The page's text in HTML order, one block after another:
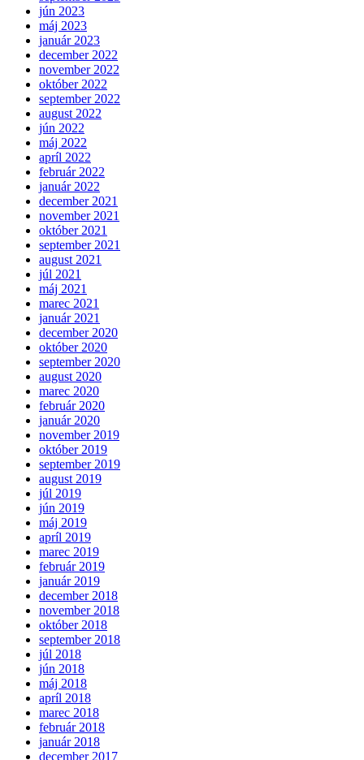
jún 2023
máj 2023
január 2023
december 2022
november 2022
október 2022
september 2022
august 2022
jún 2022
máj 2022
apríl 2022
február 2022
január 2022
december 2021
november 2021
október 2021
september 2021
august 2021
júl 2021
máj 2021
marec 2021
január 2021
december 2020
október 2020
september 2020
august 2020
marec 2020
február 2020
január 2020
november 2019
október 2019
september 2019
august 2019
júl 2019
jún 2019
máj 2019
apríl 2019
marec 2019
február 2019
január 2019
december 2018
november 2018
október 2018
september 2018
júl 2018
jún 2018
máj 2018
apríl 2018
marec 2018
február 2018
január 2018
december 2017